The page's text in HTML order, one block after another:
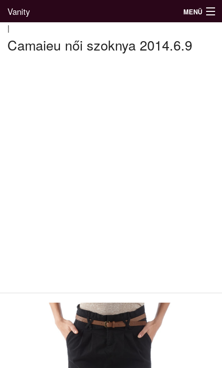
Vanity MENÜ
|
Camaieu női szoknya 2014.6.9